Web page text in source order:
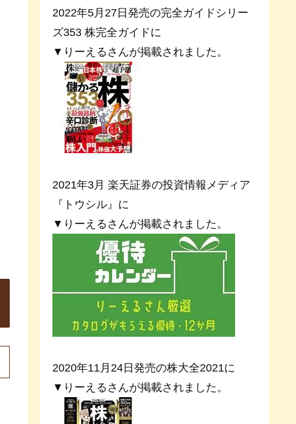
2022年5月27日発売の完全ガイドシリー
ズ353 株完全ガイドに
▼りーえるさんが掲載されました。
2021年3月 楽天証券の投資情報メディア
『トウシル』に
▼りーえるさんが掲載されました。
2020年11月24日発売の株大全2021に
▼りーえるさんが掲載されました。